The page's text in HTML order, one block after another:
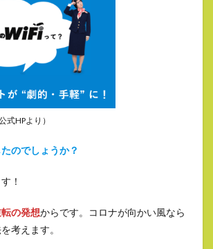
式HPより）
のでしょうか？
！
の発想からです。コロナが向かい風なら
考えます。